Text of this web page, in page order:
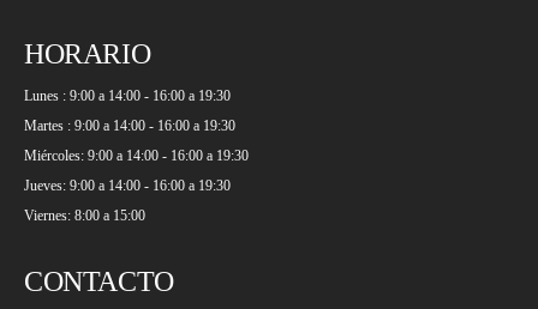
HORARIO
Lunes : 9:00 a 14:00 - 16:00 a 19:30
Martes : 9:00 a 14:00 - 16:00 a 19:30
Miércoles: 9:00 a 14:00 - 16:00 a 19:30
Jueves: 9:00 a 14:00 - 16:00 a 19:30
Viernes: 8:00 a 15:00
CONTACTO